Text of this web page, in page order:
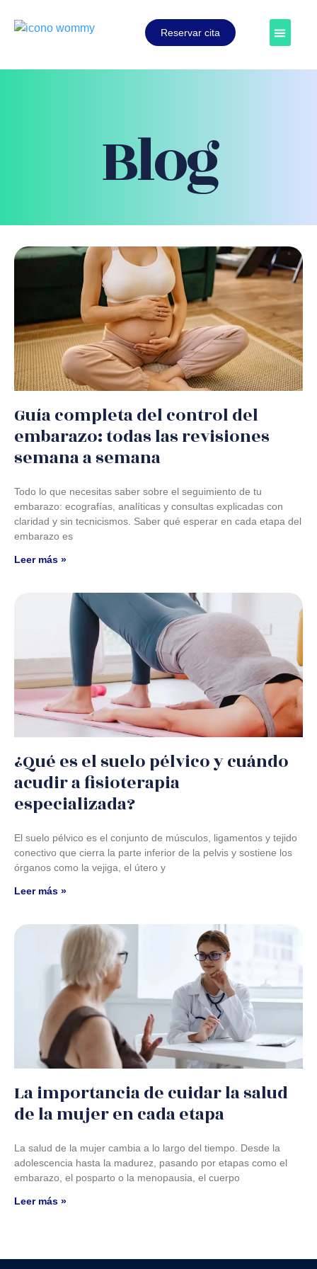
Reservar cita
Blog
Guía completa del control del
embarazo: todas las revisiones
semana a semana
Todo lo que necesitas saber sobre el seguimiento de tu
embarazo: ecografías, analíticas y consultas explicadas con
claridad y sin tecnicismos. Saber qué esperar en cada etapa del
embarazo es
Leer más »
¿Qué es el suelo pélvico y cuándo
acudir a fisioterapia
especializada?
El suelo pélvico es el conjunto de músculos, ligamentos y tejido
conectivo que cierra la parte inferior de la pelvis y sostiene los
órganos como la vejiga, el útero y
Leer más »
La importancia de cuidar la salud
de la mujer en cada etapa
La salud de la mujer cambia a lo largo del tiempo. Desde la
adolescencia hasta la madurez, pasando por etapas como el
embarazo, el posparto o la menopausia, el cuerpo
Leer más »